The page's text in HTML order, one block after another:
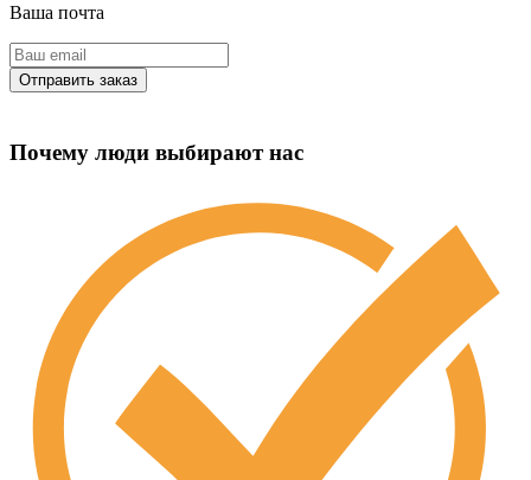
Ваша почта
Почему люди выбирают нас